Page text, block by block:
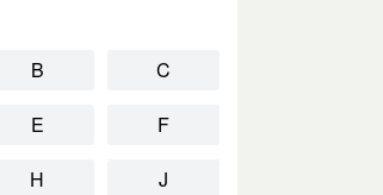
B
C
E
F
H
J